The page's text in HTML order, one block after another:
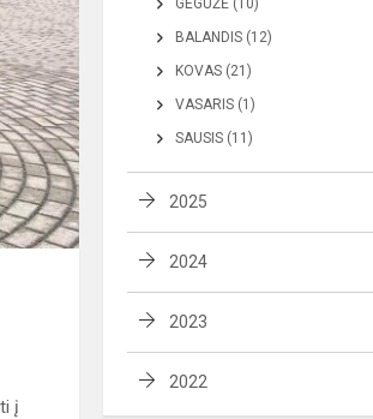
į
GEGUŽĖ (10)
BALANDIS (12)
KOVAS (21)
VASARIS (1)
SAUSIS (11)
2025
2024
2023
2022